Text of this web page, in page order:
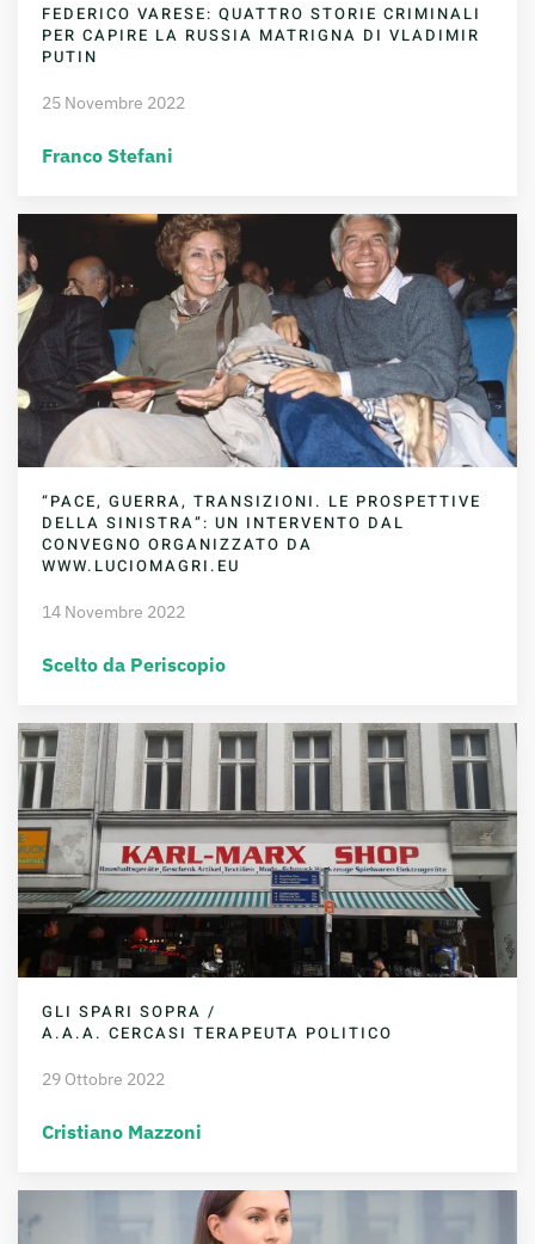
FEDERICO VARESE: QUATTRO STORIE CRIMINALI
PER CAPIRE LA RUSSIA MATRIGNA DI VLADIMIR
PUTIN
25 Novembre 2022
Franco Stefani
“PACE, GUERRA, TRANSIZIONI. LE PROSPETTIVE
DELLA SINISTRA”: UN INTERVENTO DAL
CONVEGNO ORGANIZZATO DA
WWW.LUCIOMAGRI.EU
14 Novembre 2022
Scelto da Periscopio
GLI SPARI SOPRA /
A.A.A. CERCASI TERAPEUTA POLITICO
29 Ottobre 2022
Cristiano Mazzoni